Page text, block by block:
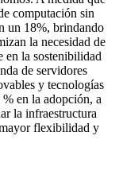
computación sin
un 18%, brindando
la necesidad de
en la sostenibilidad
de servidores
y tecnologías
en la adopción, a
la infraestructura
flexibilidad y